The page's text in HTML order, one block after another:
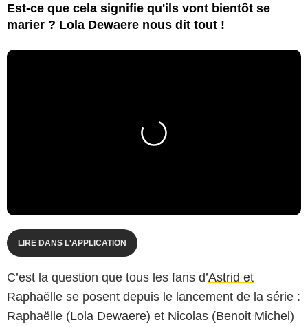
Est-ce que cela signifie qu'ils vont bientôt se
marier ? Lola Dewaere nous dit tout !
LIRE DANS L'APPLICATION
C’est la question que tous les fans d’Astrid et
Raphaëlle se posent depuis le lancement de la série :
Raphaëlle (Lola Dewaere) et Nicolas (Benoit Michel)